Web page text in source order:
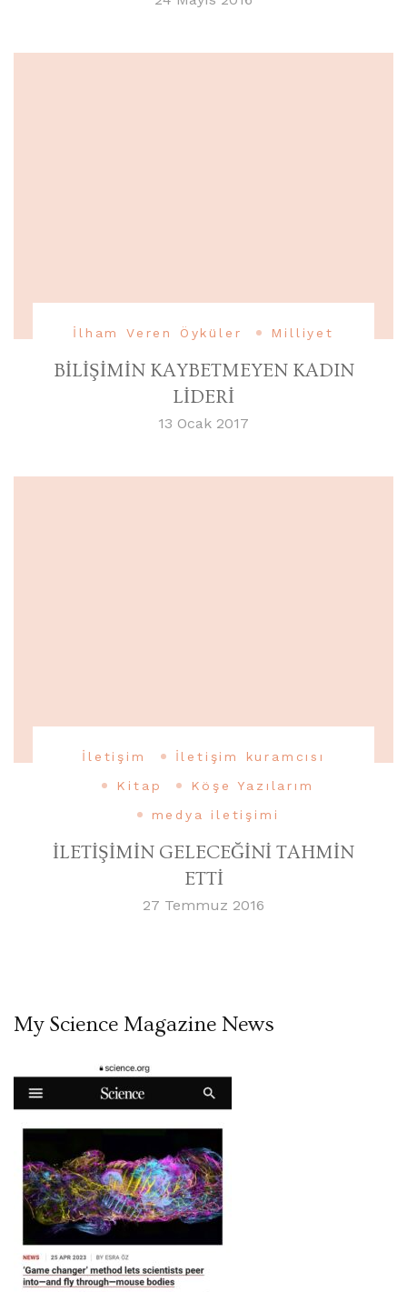
İlham Veren Öyküler Milliyet
BİLİŞİMİN KAYBETMEYEN KADIN
LİDERİ
13 Ocak 2017
İletişim
İletişim kuramcısı
Kitap
Köşe Yazılarım
medya iletişimi
İLETİŞİMİN GELECEĞİNİ TAHMİN
ETTİ
27 Temmuz 2016
My Science Magazine News